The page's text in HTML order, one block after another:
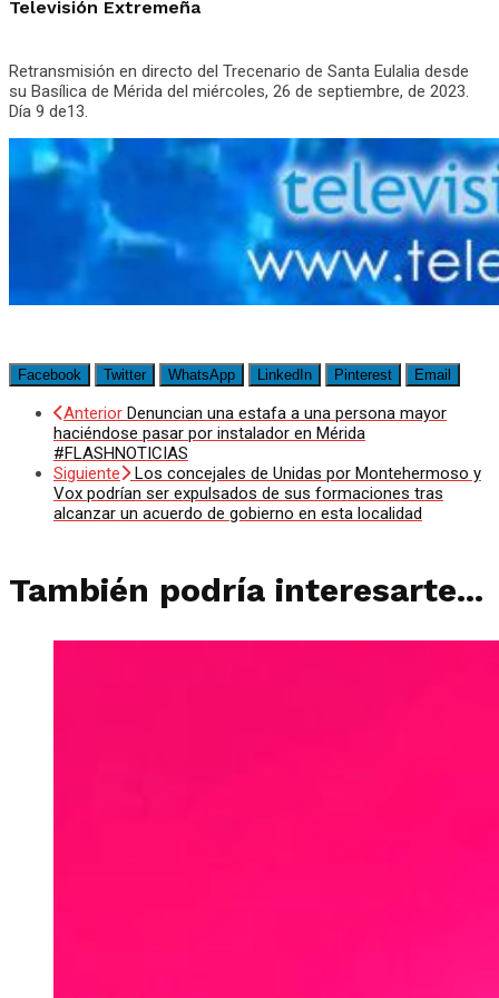
Televisión Extremeña
Retransmisión en directo del Trecenario de Santa Eulalia desde
su Basílica de Mérida del miércoles, 26 de septiembre, de 2023.
Día 9 de13.
Facebook Twitter WhatsApp LinkedIn Pinterest Email
Anterior Denuncian una estafa a una persona mayor
haciéndose pasar por instalador en Mérida
#FLASHNOTICIAS
Siguiente
Los concejales de Unidas por Montehermoso y
Vox podrían ser expulsados de sus formaciones tras
alcanzar un acuerdo de gobierno en esta localidad
También podría interesarte...